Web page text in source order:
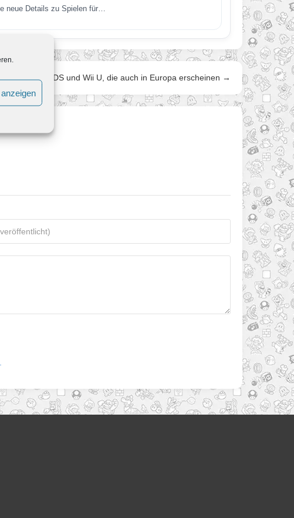
neue Details zu Spielen für…
Nintendo 3DS und Wii U, die auch in Europa erscheinen →